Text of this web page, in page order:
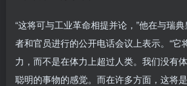
“这将可与工业革命相提并论，”他在与瑞
者和官员进行的公开电话会议上表示。“它
力，而不是在体力上超过人类。我们没有
聪明的事物的感觉。而在许多方面，这将